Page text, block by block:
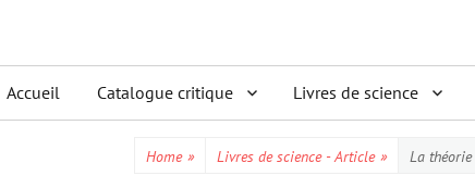
Accueil Catalogue critique Livres de science
Home » Livres de science - Article » La